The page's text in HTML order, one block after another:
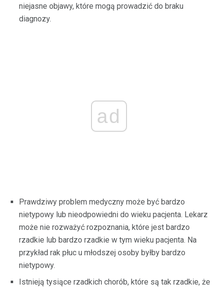
niejasne objawy, które mogą prowadzić do braku
diagnozy.
ad
Prawdziwy problem medyczny może być bardzo
nietypowy lub nieodpowiedni do wieku pacjenta. Lekarz
może nie rozważyć rozpoznania, które jest bardzo
rzadkie lub bardzo rzadkie w tym wieku pacjenta. Na
przykład rak płuc u młodszej osoby byłby bardzo
nietypowy.
Istnieją tysiące rzadkich chorób, które są tak rzadkie, że